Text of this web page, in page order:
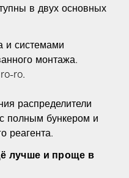
в двух основных
и системами
монтажа.
ro.
распределители
полным бункером и
реагента.
лучше и проще в